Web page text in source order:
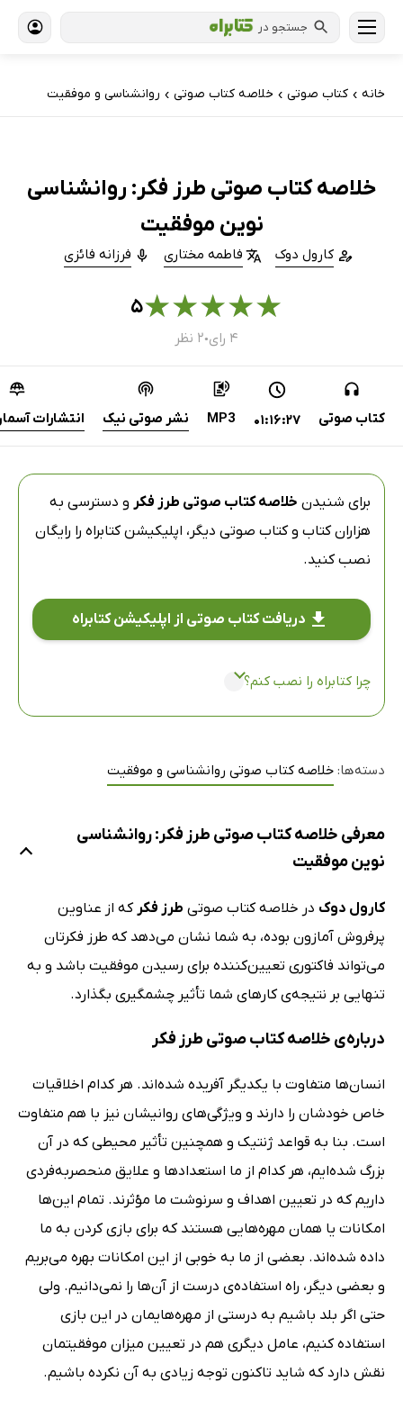
جستجو در
خانه › کتاب‌ صوتی › خلاصه کتاب صوتی › روانشناسی و موفقیت
خلاصه کتاب صوتی طرز فکر: روانشناسی
نوین موفقیت
کارول دوک فاطمه مختاری فرزانه فائزی
★
★
★
★
★۵
۴ رای ● ۲ نظر
کتاب صوتی 01:16:27
MP3 نشر صوتی نیک انتشارات
برای شنیدن خلاصه کتاب صوتی طرز فکر و دسترسی به
هزاران کتاب و کتاب صوتی دیگر، اپلیکیشن کتابراه را رایگان
نصب کنید.
دریافت کتاب صوتی از اپلیکیشن کتابراه
چرا کتابراه را نصب کنم؟
دسته‌ها: خلاصه کتاب صوتی روانشناسی و موفقیت
معرفی خلاصه کتاب صوتی طرز فکر: روانشناسی
نوین موفقیت
کارول دوک در خلاصه کتاب صوتی طرز فکرکه از عناوین
پرفروش آمازون بوده، به شما نشان می‌دهد که طرز فکرتان
می‌تواند فاکتوری تعیین‌کننده برای رسیدن موفقیت باشد و به
تنهایی بر نتیجه‌ی کارهای شما تأثیر چشمگیری بگذارد.
درباره‌ی خلاصه کتاب صوتی طرز فکر
انسان‌ها متفاوت با یکدیگر آفریده شده‌اند. هر کدام اخلاقیات
خاص خودشان را دارند و ویژگی‌های روانیشان نیز با هم متفاوت
است. بنا به قواعد ژنتیک و همچنین تأثیر محیطی که در آن
بزرگ شده‌ایم، هر کدام از ما استعدادها و علایق منحصربه‌فردی
داریم که در تعیین اهداف و سرنوشت ما مؤثرند. تمام این‌ها
امکانات یا همان مهره‌هایی هستند که برای بازی کردن به ما
داده شده‌اند. بعضی از ما به خوبی از این امکانات بهره می‌بریم
و بعضی دیگر، راه استفاده‌ی درست از آن‌ها را نمی‌دانیم. ولی
حتی اگر بلد باشیم به درستی از مهره‌هایمان در این بازی
استفاده کنیم، عامل دیگری هم در تعیین میزان موفقیتمان
نقش دارد که شاید تاکنون توجه زیادی به آن نکرده باشیم.